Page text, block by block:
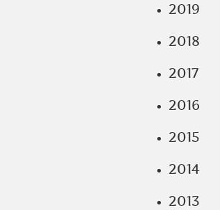
2019
2018
2017
2016
2015
2014
2013